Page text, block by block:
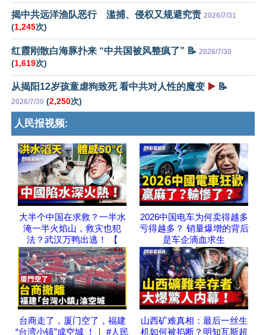
揭中共远洋渔队恶行 滥捕、侵权又规避究责 2026/7/31
(1,245次)
红霞刚散白海豚扑来 “中共国被风整疯了” 📝 2026/7/30
(1,619次)
从揭阳12岁孩童虐狗致死 看中共对人性的魔变 ▶️ 📝
2026/7/30 (2,250次)
人民报视频:
大半个中国在求救？一半水
淹一半火焰山，救灾也犯
法？武汉万鸭出逃！ 【
2026中国电车为何卖得越多
亏得越多？ 销量爆增的背后
是车企滴血求生
台商走了，厦门空了，福建
“台湾小镇”成空城 ！｜ #人民
山西矿难真相：最后一丝生
机如何被掐断？明知瓦斯超